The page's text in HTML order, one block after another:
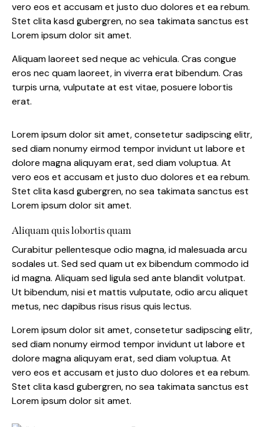
vero eos et accusam et justo duo dolores et ea rebum.
Stet clita kasd gubergren, no sea takimata sanctus est
Lorem ipsum dolor sit amet.
Aliquam laoreet sed neque ac vehicula. Cras congue
eros nec quam laoreet, in viverra erat bibendum. Cras
turpis urna, vulputate at est vitae, posuere lobortis
erat.
Lorem ipsum dolor sit amet, consetetur sadipscing elitr,
sed diam nonumy eirmod tempor invidunt ut labore et
dolore magna aliquyam erat, sed diam voluptua. At
vero eos et accusam et justo duo dolores et ea rebum.
Stet clita kasd gubergren, no sea takimata sanctus est
Lorem ipsum dolor sit amet.
Aliquam quis lobortis quam
Curabitur pellentesque odio magna, id malesuada arcu
sodales ut. Sed sed quam ut ex bibendum commodo id
id magna. Aliquam sed ligula sed ante blandit volutpat.
Ut bibendum, nisi et mattis vulputate, odio arcu aliquet
metus, nec dapibus risus risus quis lectus.
Lorem ipsum dolor sit amet, consetetur sadipscing elitr,
sed diam nonumy eirmod tempor invidunt ut labore et
dolore magna aliquyam erat, sed diam voluptua. At
vero eos et accusam et justo duo dolores et ea rebum.
Stet clita kasd gubergren, no sea takimata sanctus est
Lorem ipsum dolor sit amet.